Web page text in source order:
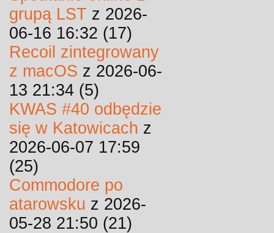
grupą LST z 2026-
06-16 16:32 (17)
Recoil zintegrowany
z macOS z 2026-06-
13 21:34 (5)
KWAS #40 odbędzie
się w Katowicach z
2026-06-07 17:59
(25)
Commodore po
atarowsku z 2026-
05-28 21:50 (21)